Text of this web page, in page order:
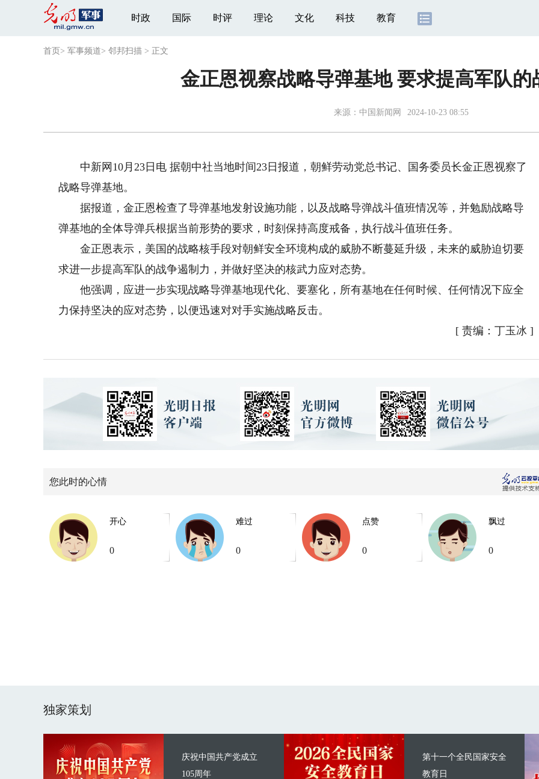
时政 国际 时评 理论 文化 科技 教育
首页 > 军事频道> 邻邦扫描 > 正文
金正恩视察战略导弹基地 要求提高军队的
来源： 中国新闻网 2024-10-23 08:55
中新网10月23日电 据朝中社当地时间23日报道，朝鲜劳动党总书记、国务委员长金正恩视察了
战略导弹基地。
据报道，金正恩检查了导弹基地发射设施功能，以及战略导弹战斗值班情况等，并勉励战略导
弹基地的全体导弹兵根据当前形势的要求，时刻保持高度戒备，执行战斗值班任务。
金正恩表示，美国的战略核手段对朝鲜安全环境构成的威胁不断蔓延升级，未来的威胁迫切要
求进一步提高军队的战争遏制力，并做好坚决的核武力应对态势。
他强调，应进一步实现战略导弹基地现代化、要塞化，所有基地在任何时候、任何情况下应全
力保持坚决的应对态势，以便迅速对对手实施战略反击。
[ 责编：丁玉冰 ]
您此时的心情
开心
0
难过
0
点赞
0
飘过
0
独家策划
庆祝中国共产党成立
105周年
第十一个全民国家安全
教育日